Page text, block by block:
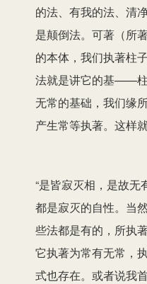
的法、有我的法、清
是颠倒法。可著（所
的本体，我们执著柱
法就是讲它的基——
无常的基础，我们缘
产生常等执著。这样
“是皆寂灭相，是故无
都是寂灭的自性。当
些法都是有的，所执
它执著为常有无常，
式也存在。或者说我